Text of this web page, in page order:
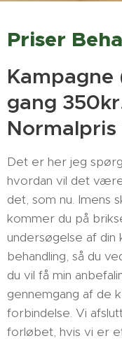
Priser
Kampagne
gang
Normalpris
Det er her jeg
hvordan vil det
det, som nu. Imens
kommer du på
undersøgelse af
behandling, så du
du vil få min
gennemgang af de
forbindelse. Vi
forløbet, hvis vi er